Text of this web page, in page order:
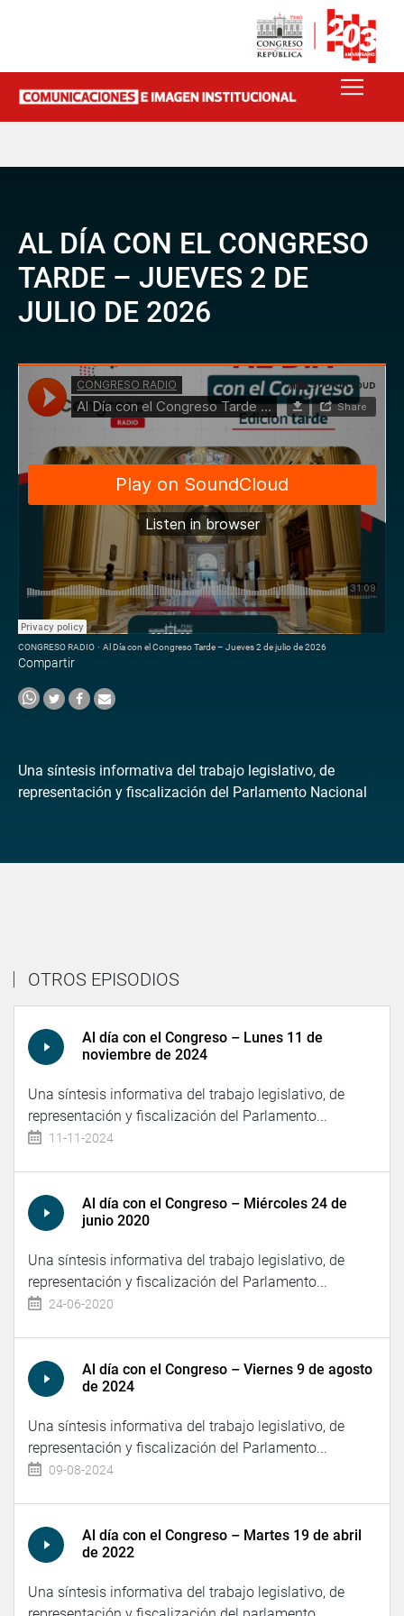
AL DÍA CON EL CONGRESO
TARDE – JUEVES 2 DE
JULIO DE 2026
CONGRESO RADIO · Al Día con el Congreso Tarde – Jueves 2 de julio de 2026
Compartir
Una síntesis informativa del trabajo legislativo, de
representación y fiscalización del Parlamento Nacional
OTROS EPISODIOS
Al día con el Congreso – Lunes 11 de
noviembre de 2024
Una síntesis informativa del trabajo legislativo, de
representación y fiscalización del Parlamento...
11-11-2024
Al día con el Congreso – Miércoles 24 de
junio 2020
Una síntesis informativa del trabajo legislativo, de
representación y fiscalización del Parlamento...
24-06-2020
Al día con el Congreso – Viernes 9 de agosto
de 2024
Una síntesis informativa del trabajo legislativo, de
representación y fiscalización del Parlamento...
09-08-2024
Al día con el Congreso – Martes 19 de abril
de 2022
Una síntesis informativa del trabajo legislativo, de